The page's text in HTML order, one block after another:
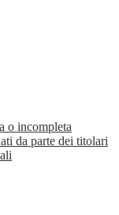
o incompleta
da parte dei titolari